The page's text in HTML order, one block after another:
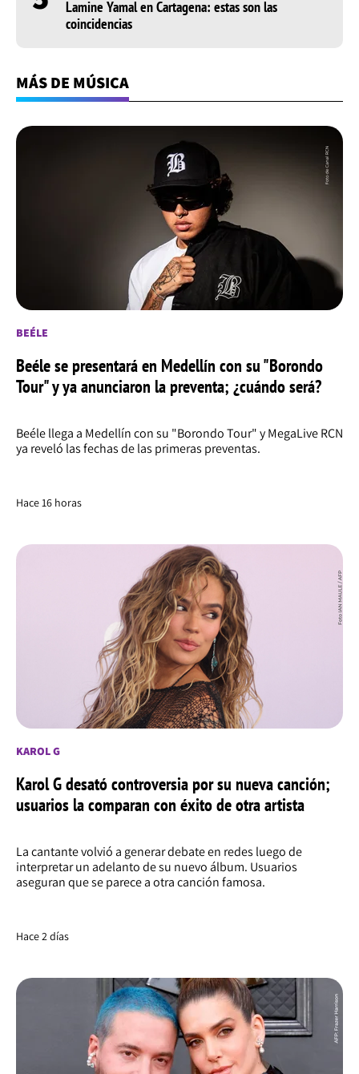
Lamine Yamal en Cartagena: estas son las
coincidencias
MÁS DE MÚSICA
BEÉLE
Beéle se presentará en Medellín con su "Borondo
Tour" y ya anunciaron la preventa; ¿cuándo será?
Beéle llega a Medellín con su "Borondo Tour" y MegaLive RCN
ya reveló las fechas de las primeras preventas.
Hace 16 horas
KAROL G
Karol G desató controversia por su nueva canción;
usuarios la comparan con éxito de otra artista
La cantante volvió a generar debate en redes luego de
interpretar un adelanto de su nuevo álbum. Usuarios
aseguran que se parece a otra canción famosa.
Hace 2 días